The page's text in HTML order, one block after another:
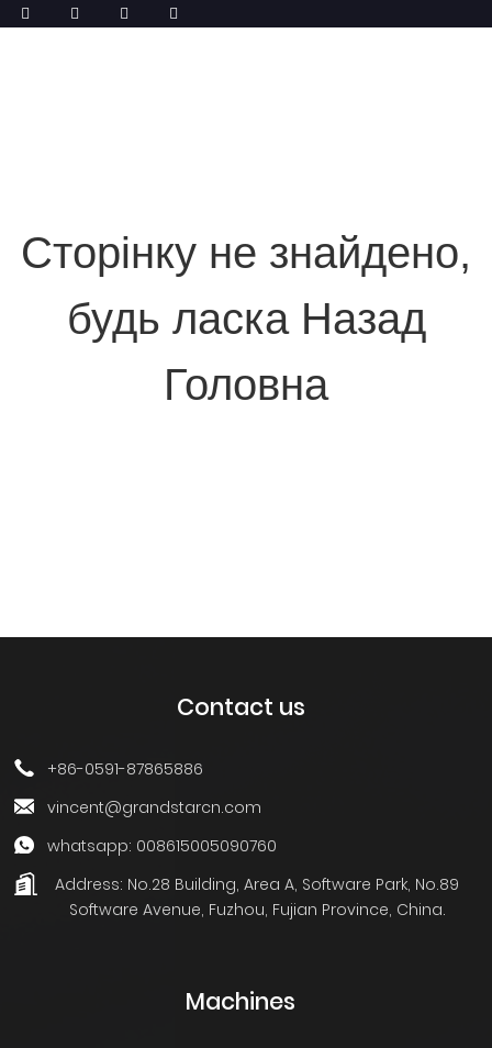
Сторінку не знайдено,
будь ласка Назад
Головна
Contact us
+86-0591-87865886
vincent@grandstarcn.com
whatsapp: 008615005090760
Address: No.28 Building, Area A, Software Park, No.89
Software Avenue, Fuzhou, Fujian Province, China.
Machines